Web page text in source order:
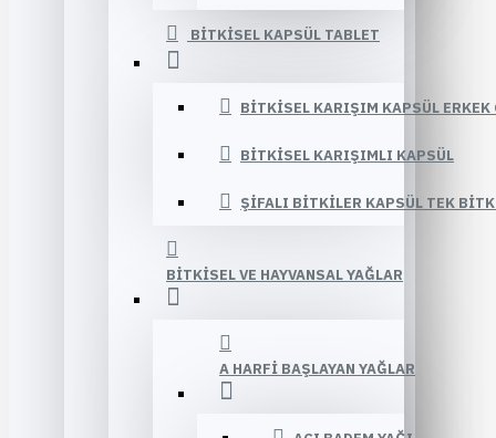
BITKISEL KAPSÜL TABLET
BITKISEL KARIŞIM KAPSÜL ERKEK
BITKISEL KARIŞIMLI KAPSÜL
ŞIFALI BITKILER KAPSÜL TEK
BITKISEL VE HAYVANSAL YAĞLAR
A HARFI BAŞLAYAN YAĞLAR